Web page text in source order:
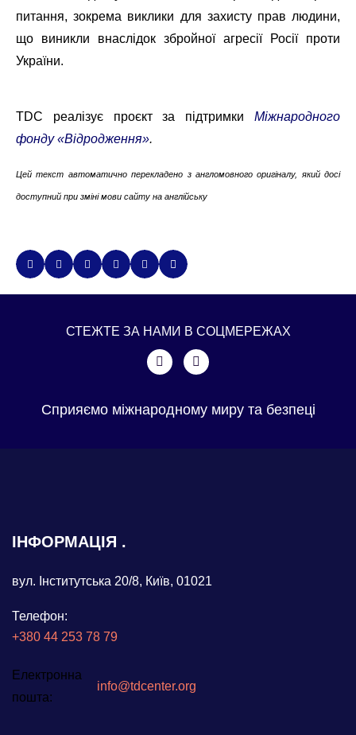
питання, зокрема виклики для захисту прав людини,
що виникли внаслідок збройної агресії Росії проти
України.
TDC реалізує проєкт за підтримки Міжнародного
фонду «Відродження».
Цей текст автоматично перекладено з англомовного оригіналу, який досі
доступний при зміні мови сайту на англійську
СТЕЖТЕ ЗА НАМИ В СОЦМЕРЕЖАХ
Сприяємо міжнародному миру та безпеці
ІНФОРМАЦІЯ
вул. Інститутська 20/8, Київ, 01021
Телефон:
+380 44 253 78 79
Електронна
пошта:
info@tdcenter.org